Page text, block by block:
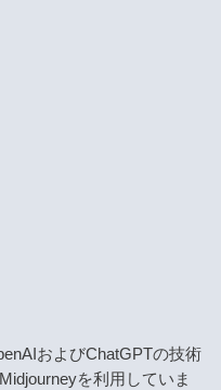
およびChatGPTの技術
を利用していま